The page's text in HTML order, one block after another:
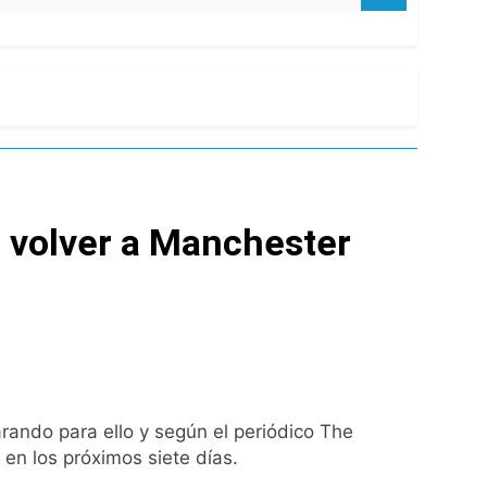
como «delincuentes anarquistas»
capítulo
volver a Manchester
para ello y según el periódico The
los próximos siete días.